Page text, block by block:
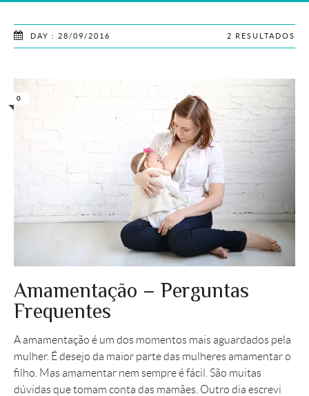
DAY : 28/09/2016 2 RESULTADOS
0
Amamentação – Perguntas
Frequentes
A amamentação é um dos momentos mais aguardados pela
mulher. É desejo da maior parte das mulheres amamentar o
filho. Mas amamentar nem sempre é fácil. São muitas
dúvidas que tomam conta das mamães. Outro dia escrevi